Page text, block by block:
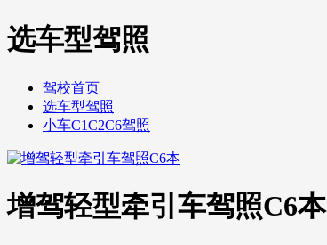
选车型驾照
驾校首页
选车型驾照
小车C1C2C6驾照
增驾轻型牵引车驾照C6本